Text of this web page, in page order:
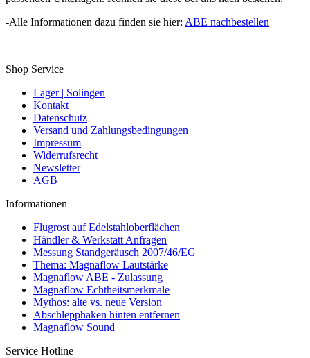
-Alle Informationen dazu finden sie hier: ABE nachbestellen
Shop Service
Lager | Solingen
Kontakt
Datenschutz
Versand und Zahlungsbedingungen
Impressum
Widerrufsrecht
Newsletter
AGB
Informationen
Flugrost auf Edelstahloberflächen
Händler & Werkstatt Anfragen
Messung Standgeräusch 2007/46/EG
Thema: Magnaflow Lautstärke
Magnaflow ABE - Zulassung
Magnaflow Echtheitsmerkmale
Mythos: alte vs. neue Version
Abschlepphaken hinten entfernen
Magnaflow Sound
Service Hotline